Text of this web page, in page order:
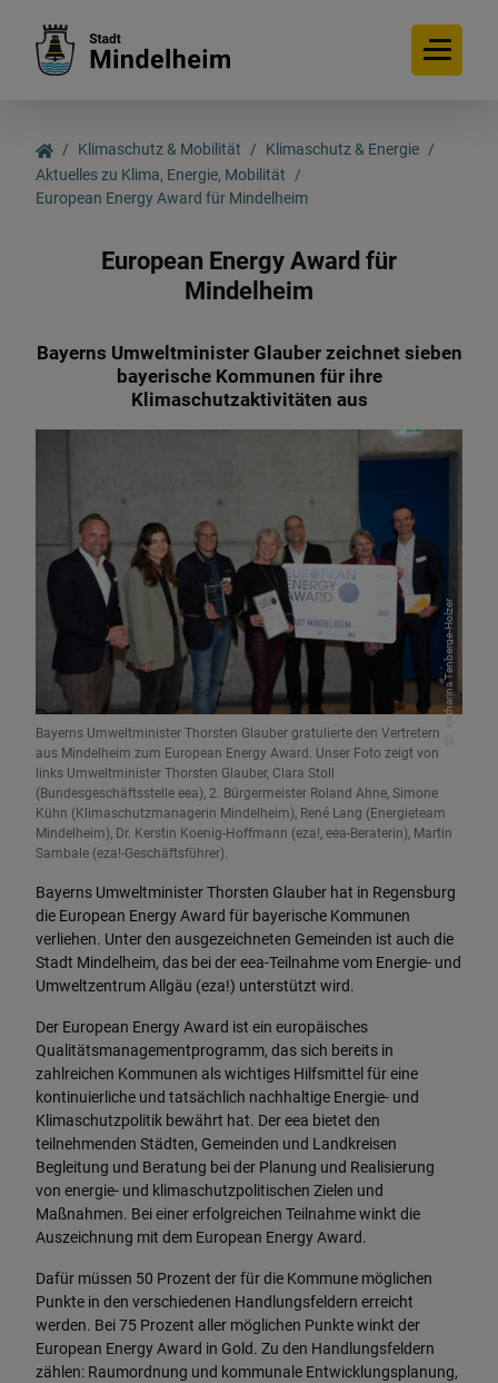
Aktuelles zu Klima,
E-Ladesäulen
Klimaschutzpolitik
Klimagerecht leben
Förderungen & Energieberatung
Landesamt für Umwelt
Klimaschutz & Mobilität
Klimaschutz & Energie
Aktuelles zu Klima, Energie, Mobilität
European Energy Award für Mindelheim
European Energy Award für
Mindelheim
Bayerns Umweltminister Glauber zeichnet sieben
bayerische Kommunen für ihre
Klimaschutzaktivitäten aus
Katharina Tenberge-Holzer
Bayerns Umweltminister Thorsten Glauber gratulierte den Vertretern
aus Mindelheim zum European Energy Award. Unser Foto zeigt von
links Umweltminister Thorsten Glauber, Clara Stoll
(Bundesgeschäftsstelle eea), 2. Bürgermeister Roland Ahne, Simone
Kühn (Klimaschutzmanagerin Mindelheim), René Lang (Energieteam
Mindelheim), Dr. Kerstin Koenig-Hoffmann (eza!, eea-Beraterin), Martin
Sambale (eza!-Geschäftsführer).
Bayerns Umweltminister Thorsten Glauber hat in Regensburg
die European Energy Award für bayerische Kommunen
verliehen. Unter den ausgezeichneten Gemeinden ist auch die
Stadt Mindelheim, das bei der eea-Teilnahme vom Energie- und
Umweltzentrum Allgäu (eza!) unterstützt wird.
Der European Energy Award ist ein europäisches
Qualitätsmanagementprogramm, das sich bereits in
zahlreichen Kommunen als wichtiges Hilfsmittel für eine
kontinuierliche und tatsächlich nachhaltige Energie- und
Klimaschutzpolitik bewährt hat. Der eea bietet den
teilnehmenden Städten, Gemeinden und Landkreisen
Begleitung und Beratung bei der Planung und Realisierung
von energie- und klimaschutzpolitischen Zielen und
Maßnahmen. Bei einer erfolgreichen Teilnahme winkt die
Auszeichnung mit dem European Energy Award.
Dafür müssen 50 Prozent der für die Kommune möglichen
Punkte in den verschiedenen Handlungsfeldern erreicht
werden. Bei 75 Prozent aller möglichen Punkte winkt der
European Energy Award in Gold. Zu den Handlungsfeldern
zählen: Raumordnung und kommunale Entwicklungsplanung,